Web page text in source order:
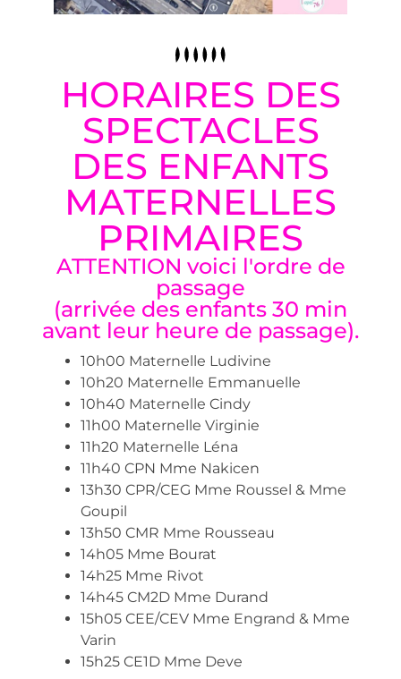
HORAIRES DES
SPECTACLES
DES ENFANTS
MATERNELLES
PRIMAIRES
ATTENTION voici l'ordre de
passage
(arrivée des enfants 30 min
avant leur heure de passage).
10h00 Maternelle Ludivine
10h20 Maternelle Emmanuelle
10h40 Maternelle Cindy
11h00 Maternelle Virginie
11h20 Maternelle Léna
11h40 CPN Mme Nakicen
13h30 CPR/CEG Mme Roussel & Mme
Goupil
13h50 CMR Mme Rousseau
14h05 Mme Bourat
14h25 Mme Rivot
14h45 CM2D Mme Durand
15h05 CEE/CEV Mme Engrand & Mme
Varin
15h25 CE1D Mme Deve